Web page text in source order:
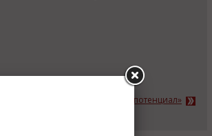
Назад к рубрике «Региональный потенциал»